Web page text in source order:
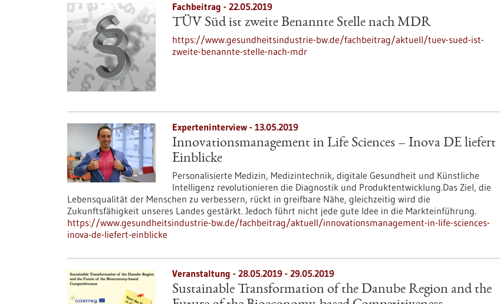
Fachbeitrag - 22.05.2019
TÜV Süd ist zweite Benannte Stelle nach MDR
https://www.gesundheitsindustrie-bw.de/fachbeitrag/aktuell/tuev-sued-ist-
zweite-benannte-stelle-nach-mdr
Experteninterview - 13.05.2019
Innovationsmanagement in Life Sciences – Inova DE liefert
Einblicke
Personalisierte Medizin, Medizintechnik, digitale Gesundheit und Künstliche
Intelligenz revolutionieren die Diagnostik und Produktentwicklung.Das Ziel, die
Lebensqualität der Menschen zu verbessern, rückt in greifbare Nähe, gleichzeitig wird die
Zukunftsfähigkeit unseres Landes gestärkt. Jedoch führt nicht jede gute Idee in die Markteinführung.
https://www.gesundheitsindustrie-bw.de/fachbeitrag/aktuell/innovationsmanagement-in-life-sciences-
inova-de-liefert-einblicke
Veranstaltung - 28.05.2019- 29.05.2019
Sustainable Transformation of the Danube Region and the